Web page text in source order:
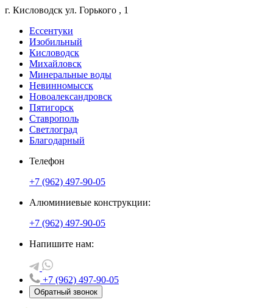
г. Кисловодск ул. Горького , 1
Ессентуки
Изобильный
Кисловодск
Михайловск
Минеральные воды
Невинномысск
Новоалександровск
Пятигорск
Ставрополь
Светлоград
Благодарный
Телефон
+7 (962) 497-90-05
Алюминиевые конструкции:
+7 (962) 497-90-05
Напишите нам:
+7 (962) 497-90-05
Обратный звонок